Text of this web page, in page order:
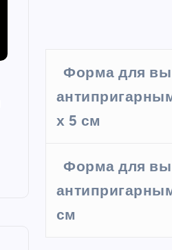
Силиконовая форма
круглая, 22 х 6 см
Форма для
х 5 см
Форма для
см